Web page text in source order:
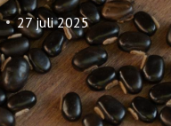
27 juli 2025